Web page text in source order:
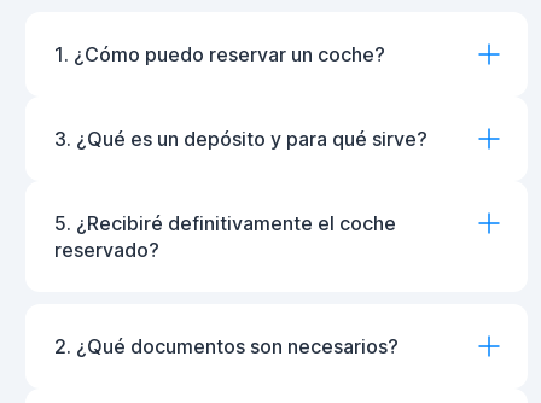
1. ¿Cómo puedo reservar un coche?
3. ¿Qué es un depósito y para qué sirve?
5. ¿Recibiré definitivamente el coche
reservado?
2. ¿Qué documentos son necesarios?